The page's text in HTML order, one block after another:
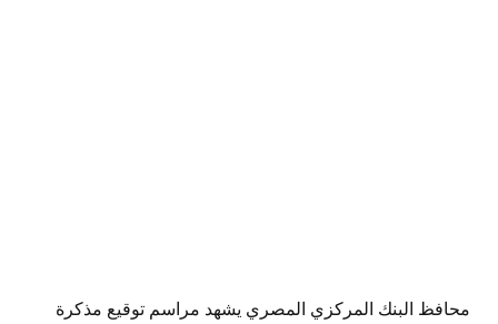
محافظ البنك المركزي المصري يشهد مراسم توقيع مذكرة